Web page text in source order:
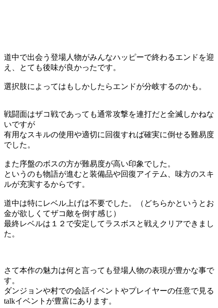
道中で出会う登場人物がみんなハッピーで終わるエンドを迎
え、とても後味が良かったです。
選択肢によってはもしかしたらエンドが分岐するのかも。
戦闘面はザコ戦であっても通常攻撃を連打だと全滅しかねな
いですが
有用なスキルの使用や適切に回復すれば確実に倒せる難易度
でした。
また序盤のボスの方が難易度が高い印象でした。
というのも物語が進むと装備品や回復アイテム、味方のスキ
ルが充実するからです。
道中は特にレベル上げは不要でした。（どちらかというとお
金が欲しくてザコ敵を倒す感じ）
最終レベルは１２で安定してラスボスと戦えクリアできまし
た。
さて本作の魅力は何と言っても登場人物の表現が豊かな事で
す。
ダンジョンや村での会話イベントやプレイヤーの任意で見る
talkイベントが豊富にあります。